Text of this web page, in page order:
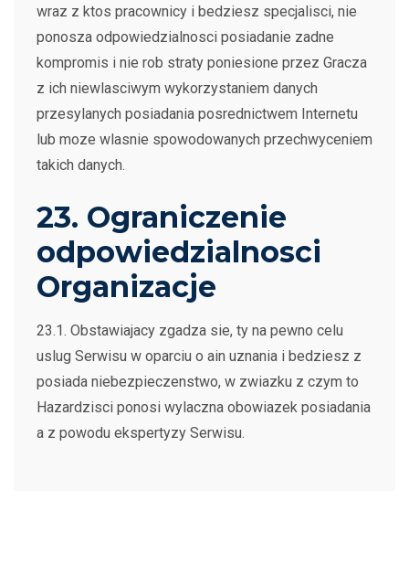
wraz z ktos pracownicy i bedziesz specjalisci, nie
ponosza odpowiedzialnosci posiadanie zadne
kompromis i nie rob straty poniesione przez Gracza
z ich niewlasciwym wykorzystaniem danych
przesylanych posiadania posrednictwem Internetu
lub moze wlasnie spowodowanych przechwyceniem
takich danych.
23. Ograniczenie
odpowiedzialnosci
Organizacje
23.1. Obstawiajacy zgadza sie, ty na pewno celu
uslug Serwisu w oparciu o ain uznania i bedziesz z
posiada niebezpieczenstwo, w zwiazku z czym to
Hazardzisci ponosi wylaczna obowiazek posiadania
a z powodu ekspertyzy Serwisu.